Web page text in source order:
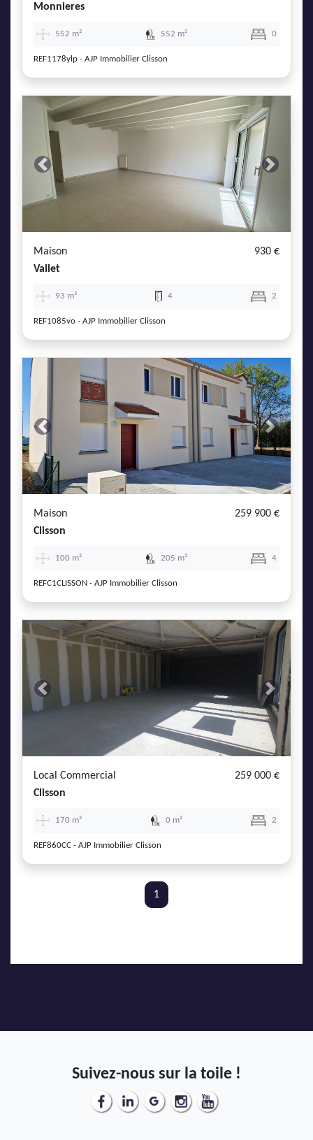
Monnieres
552 m² 552 m² 0
REF1178ylp - AJP Immobilier Clisson
Previous Next
Maison
930 €
Vallet
93 m² 4 2
REF1085vo - AJP Immobilier Clisson
Previous Next
Maison
259 900 €
Clisson
100 m² 205 m² 4
REFC1CLISSON - AJP Immobilier Clisson
Previous Next
Local Commercial
259 000 €
Clisson
170 m² 0 m² 2
REF860CC - AJP Immobilier Clisson
1
Suivez-nous sur la toile !